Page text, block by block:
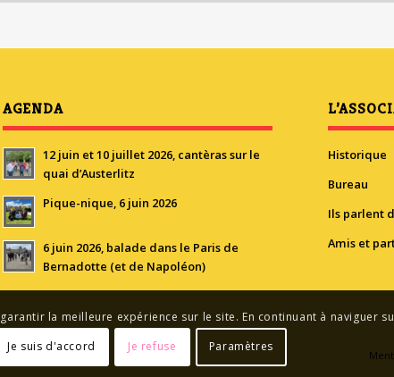
AGENDA
12 juin et 10 juillet 2026, cantèras sur le
quai d’Austerlitz
Pique-nique, 6 juin 2026
6 juin 2026, balade dans le Paris de
Bernadotte (et de Napoléon)
Historique
Bureau
Ils parlent
Amis et
la meilleure expérience sur le site. En continuant à naviguer
Je suis d'accord
Je refuse Paramètres